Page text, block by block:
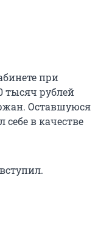
при
тысяч рублей
Оставшуюся
себе в качестве